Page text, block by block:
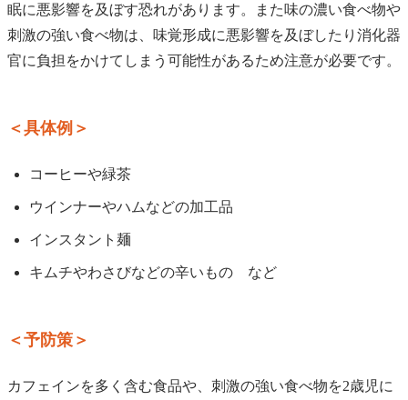
眠に悪影響を及ぼす恐れがあります。また味の濃い食べ物や
刺激の強い食べ物は、味覚形成に悪影響を及ぼしたり消化器
官に負担をかけてしまう可能性があるため注意が必要です。
＜具体例＞
コーヒーや緑茶
ウインナーやハムなどの加工品
インスタント麺
キムチやわさびなどの辛いもの など
＜予防策＞
カフェインを多く含む食品や、刺激の強い食べ物を2歳児に